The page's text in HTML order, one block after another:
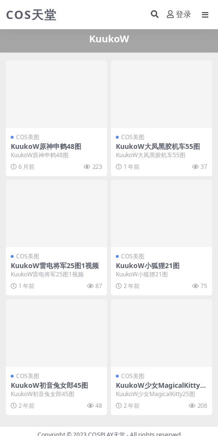
COS天堂 登录
KuukoW
COS美图
KuukoW原神申鹤48图
KuukoW原神申鹤48图
6 月前
223
COS美图
KuukoW大凤黑胶机车55图
KuukoW大凤黑胶机车55图
1 年前
37
COS美图
KuukoW雷电将军25图1视频
KuukoW雷电将军25图1视频
1 年前
87
COS美图
KuukoW小狐狸21图
KuukoW小狐狸21图
2 年前
75
COS美图
KuukoW初音兔女郎45图
KuukoW初音兔女郎45图
2 年前
48
COS美图
KuukoW少女MagicalKitty2
5图
KuukoW少女MagicalKitty25图
2 年前
208